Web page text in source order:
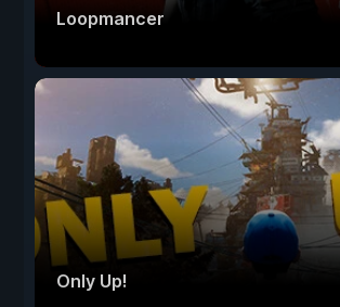
Loopmancer
Only Up!